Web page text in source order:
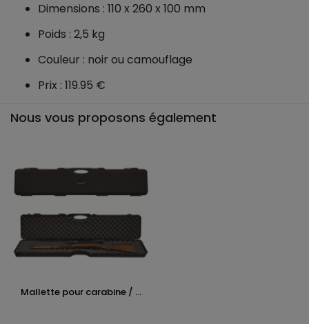
Dimensions : 110 x 260 x 100 mm
Poids : 2,5 kg
Couleur : noir ou camouflage
Prix : 119.95 €
Nous vous proposons également
Mallette pour carabine / ...